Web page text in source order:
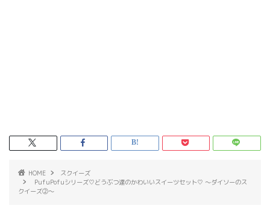
HOME
スクイーズ
PufuPofuシリーズ♡どうぶつ達のかわいいスイーツセット♡ ～ダイソーのス
クイーズ②～